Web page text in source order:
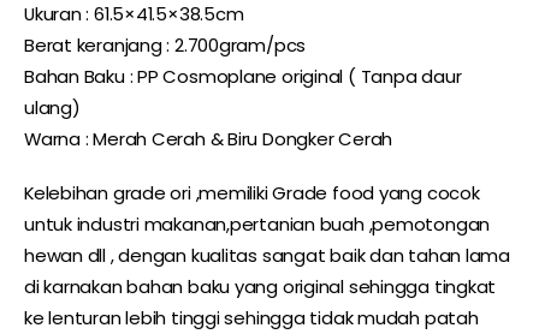
Ukuran : 61.5×41.5×38.5cm
Berat keranjang : 2.700gram/pcs
Bahan Baku : PP Cosmoplane original ( Tanpa daur
ulang)
Warna : Merah Cerah & Biru Dongker Cerah
Kelebihan grade ori ,memiliki Grade food yang cocok
untuk industri makanan,pertanian buah ,pemotongan
hewan dll , dengan kualitas sangat baik dan tahan lama
di karnakan bahan baku yang original sehingga tingkat
ke lenturan lebih tinggi sehingga tidak mudah patah